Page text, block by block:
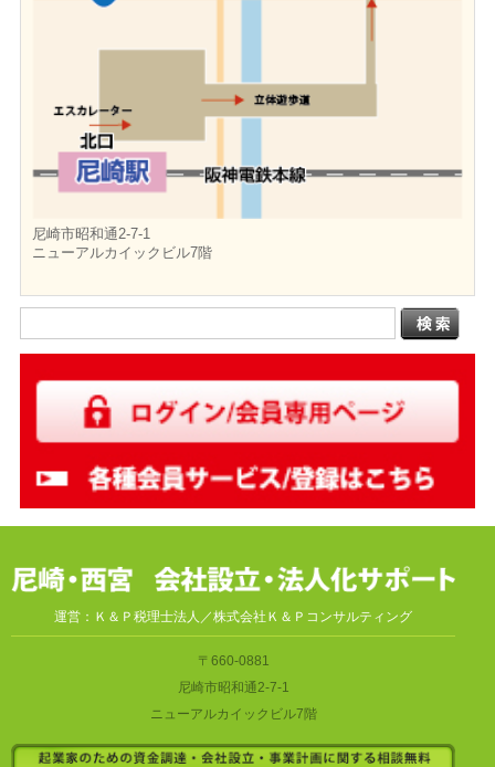
尼崎市昭和通2-7-1
ニューアルカイックビル7階
運営：Ｋ＆Ｐ税理士法人／株式会社Ｋ＆Ｐコンサルティング
〒660-0881
尼崎市昭和通2-7-1
ニューアルカイックビル7階